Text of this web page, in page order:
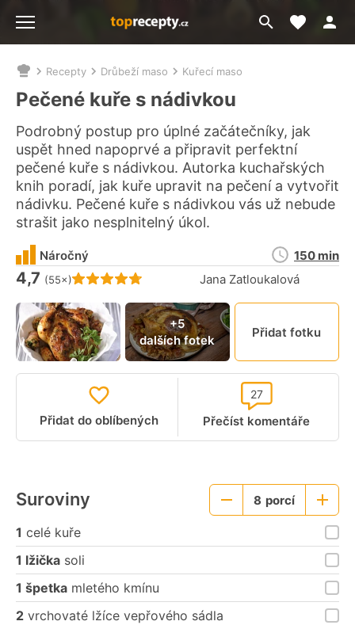
Přejít
na
Moje
Nacházíte
se
zde:
Recepty Drůbeží maso Kuřecí maso
Pečené kuře s nádivkou
Podrobný postup pro úplné začátečníky, jak
uspět hned napoprvé a připravit perfektní
pečené kuře s nádivkou. Autorka kuchařských
knih poradí, jak kuře upravit na pečení a vytvořit
nádivku. Pečené kuře s nádivkou vás už nebude
strašit jako nesplnitelný úkol.
Hodnocení receptu je
4,7 (55×) Jana Zatloukalová
Náročný
Doba
přípravy
150 min
+5
dalších fotek
Přidat fotku
Přidat do oblíbených Přečíst komentáře
27
Suroviny
Menší
8 porcí
Větší
porce
1 celé kuře
1 lžička soli
1 špetka mletého kmínu
2 vrchovaté lžíce vepřového sádla